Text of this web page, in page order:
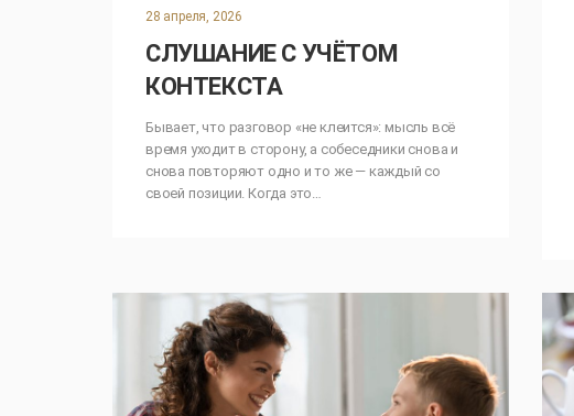
28 апреля, 2026
СЛУШАНИЕ С УЧЁТОМ
КОНТЕКСТА
Бывает, что разговор «не клеится»: мысль всё
время уходит в сторону, а собеседники снова и
снова повторяют одно и то же — каждый со
своей позиции. Когда это…